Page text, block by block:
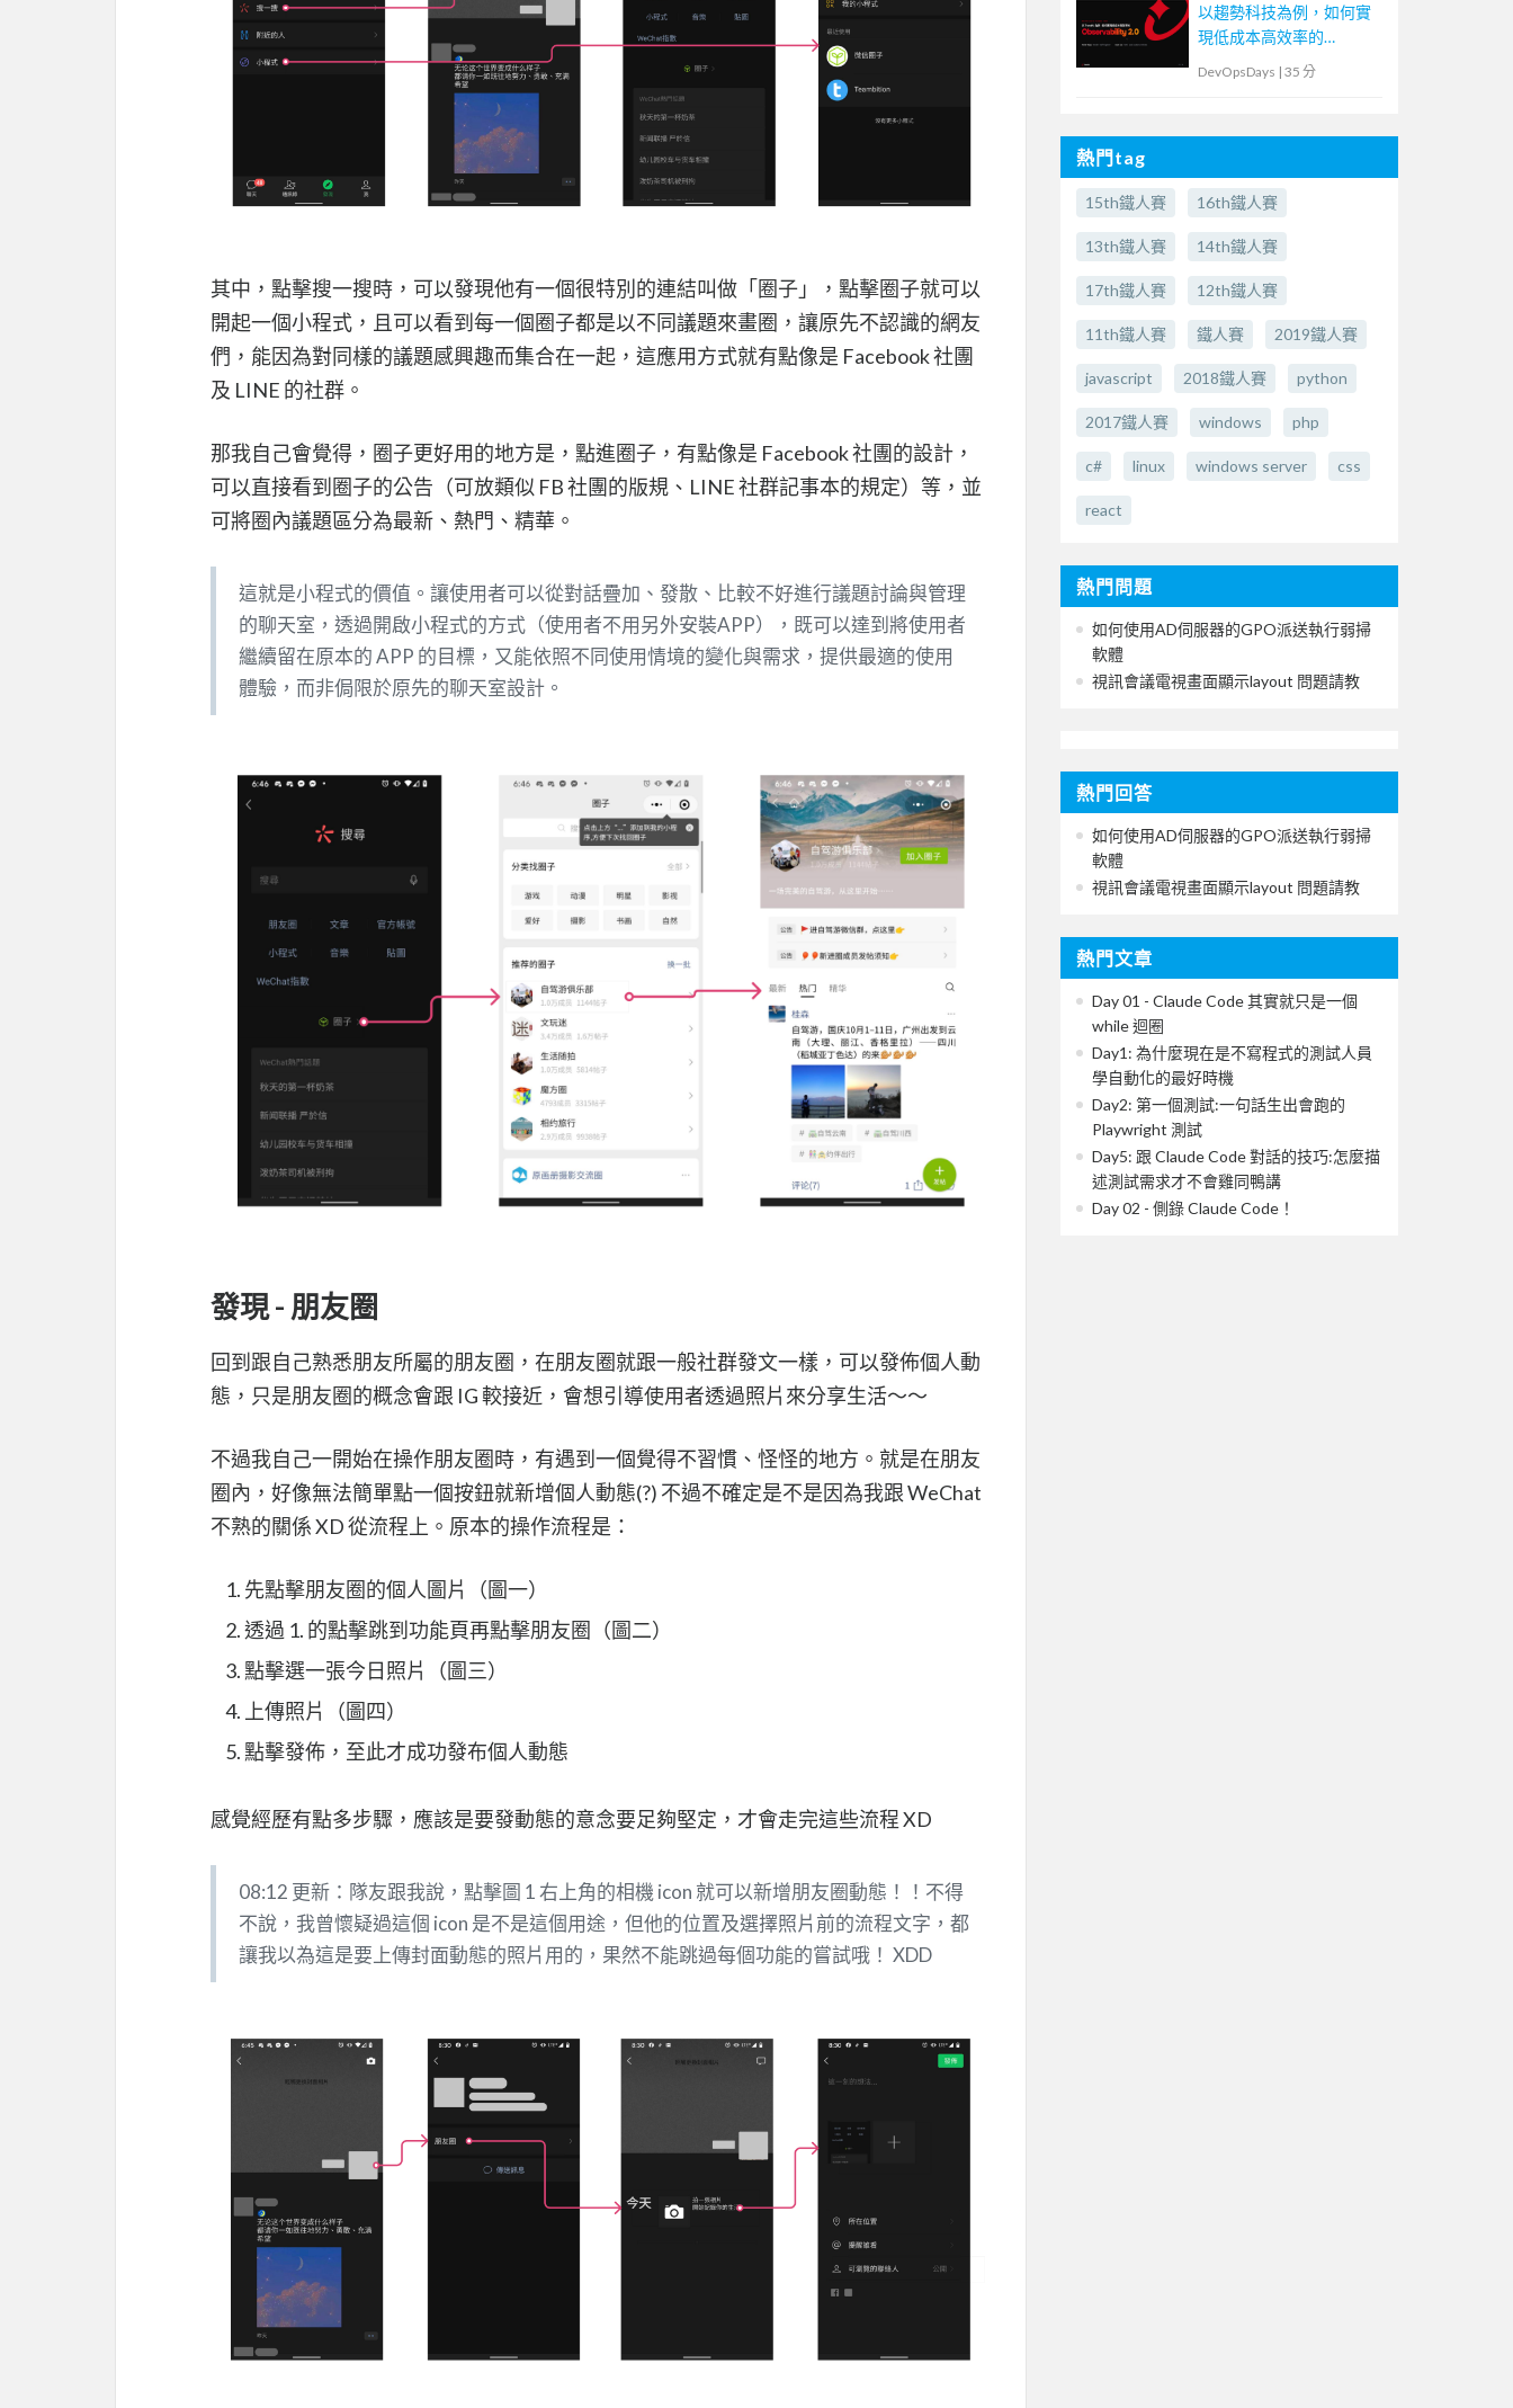
其中，點擊搜一搜時，可以發現他有一個很特別的連結叫做「圈子」，點擊圈子就可以
開起一個小程式，且可以看到每一個圈子都是以不同議題來畫圈，讓原先不認識的網友
們，能因為對同樣的議題感興趣而集合在一起，這應用方式就有點像是 Facebook 社團
及 LINE 的社群。
那我自己會覺得，圈子更好用的地方是，點進圈子，有點像是 Facebook 社團的設計，
可以直接看到圈子的公告（可放類似 FB 社團的版規、LINE 社群記事本的規定）等，並
可將圈內議題區分為最新、熱門、精華。
這就是小程式的價值。讓使用者可以從對話疊加、發散、比較不好進行議題討論與管理
的聊天室，透過開啟小程式的方式（使用者不用另外安裝APP），既可以達到將使用者
繼續留在原本的 APP 的目標，又能依照不同使用情境的變化與需求，提供最適的使用
體驗，而非侷限於原先的聊天室設計。
發現 - 朋友圈
回到跟自己熟悉朋友所屬的朋友圈，在朋友圈就跟一般社群發文一樣，可以發佈個人動
態，只是朋友圈的概念會跟 IG 較接近，會想引導使用者透過照片來分享生活～～
不過我自己一開始在操作朋友圈時，有遇到一個覺得不習慣、怪怪的地方。就是在朋友
圈內，好像無法簡單點一個按鈕就新增個人動態(?) 不過不確定是不是因為我跟 WeChat
不熟的關係 XD 從流程上。原本的操作流程是：
先點擊朋友圈的個人圖片（圖一）
透過 1. 的點擊跳到功能頁再點擊朋友圈（圖二）
點擊選一張今日照片（圖三）
上傳照片（圖四）
點擊發佈，至此才成功發布個人動態
感覺經歷有點多步驟，應該是要發動態的意念要足夠堅定，才會走完這些流程 XD
08:12 更新：隊友跟我說，點擊圖 1 右上角的相機 icon 就可以新增朋友圈動態！！不得
不說，我曾懷疑過這個 icon 是不是這個用途，但他的位置及選擇照片前的流程文字，都
讓我以為這是要上傳封面動態的照片用的，果然不能跳過每個功能的嘗試哦！ XDD
以趨勢科技為例，如何實
現低成本高效率的
Observability2.0
DevOpsDays | 35 分
熱門tag
15th鐵人賽 16th鐵人賽
13th鐵人賽 14th鐵人賽
17th鐵人賽 12th鐵人賽
11th鐵人賽 鐵人賽 2019鐵人賽
javascript 2018鐵人賽 python
2017鐵人賽 windows php
c# linux windows server css
react
熱門問題
如何使用AD伺服器的GPO派送執行弱掃
軟體
視訊會議電視畫面顯示layout 問題請教
熱門回答
如何使用AD伺服器的GPO派送執行弱掃
軟體
視訊會議電視畫面顯示layout 問題請教
熱門文章
Day 01 - Claude Code 其實就只是一個
while 迴圈
Day1: 為什麼現在是不寫程式的測試人員
學自動化的最好時機
Day2: 第一個測試:一句話生出會跑的
Playwright 測試
Day5: 跟 Claude Code 對話的技巧:怎麼描
述測試需求才不會雞同鴨講
Day 02 - 側錄 Claude Code！